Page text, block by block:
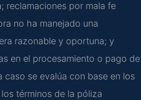
reclamaciones por mala fe
no ha manejado una
razonable y oportuna; y
en el procesamiento o pago de
caso se evalúa con base en los
términos de la póliza